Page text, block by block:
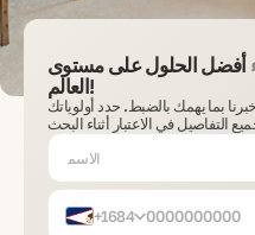
أفضل الحلول على مستوى
العالم!
بما يهمك بالضبط. حدد أولوياتك
+1684